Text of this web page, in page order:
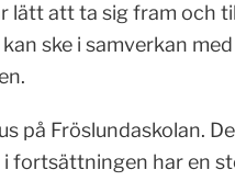
lätt att ta sig fram och
ske i samverkan med
på Fröslundaskolan.
fortsättningen har en